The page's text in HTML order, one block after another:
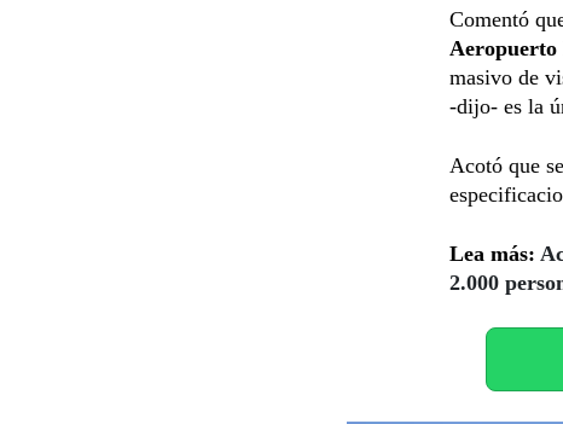
Comentó
masivo de
-dijo- es la
Acotó que
Lea más:
2.000